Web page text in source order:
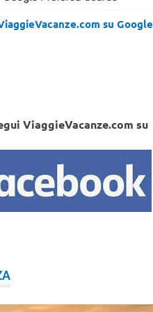
su Google
ViaggieVacanze.com su